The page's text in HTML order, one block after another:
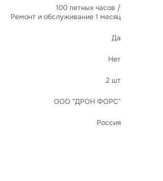
100 летных часов /
Ремонт и обслуживание 1 месяц
Да
Нет
2 шт
ООО "ДРОН ФОРС"
Россия